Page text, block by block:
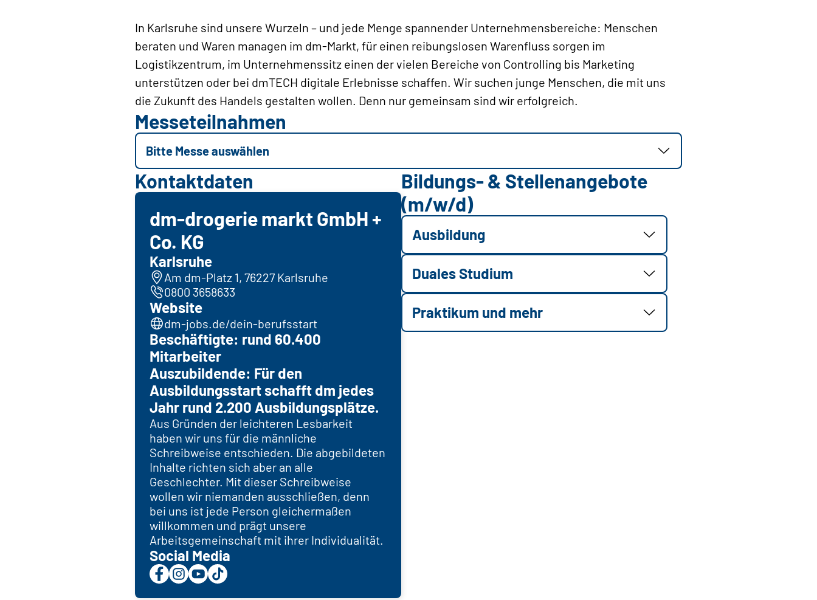
In Karlsruhe sind unsere Wurzeln – und jede Menge spannender Unternehmensbereiche: Menschen
beraten und Waren managen im dm-Markt, für einen reibungslosen Warenfluss sorgen im
Logistikzentrum, im Unternehmenssitz einen der vielen Bereiche von Controlling bis Marketing
unterstützen oder bei dmTECH digitale Erlebnisse schaffen. Wir suchen junge Menschen, die mit uns
die Zukunft des Handels gestalten wollen. Denn nur gemeinsam sind wir erfolgreich.
Messeteilnahmen
Bitte Messe auswählen
Kontaktdaten
dm-drogerie markt GmbH +
Co. KG
Karlsruhe
Am dm-Platz 1, 76227 Karlsruhe
0800 3658633
Website
dm-jobs.de/dein-berufsstart
Beschäftigte: rund 60.400
Mitarbeiter
Auszubildende: Für den
Ausbildungsstart schafft dm jedes
Jahr rund 2.200 Ausbildungsplätze.
Aus Gründen der leichteren Lesbarkeit
haben wir uns für die männliche
Schreibweise entschieden. Die abgebildeten
Inhalte richten sich aber an alle
Geschlechter. Mit dieser Schreibweise
wollen wir niemanden ausschließen, denn
bei uns ist jede Person gleichermaßen
willkommen und prägt unsere
Arbeitsgemeinschaft mit ihrer Individualität.
Social Media
Bildungs- & Stellenangebote
(m/w/d)
Ausbildung
Duales Studium
Praktikum und mehr